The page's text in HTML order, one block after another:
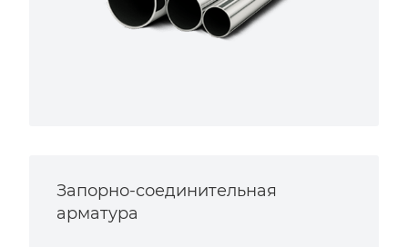
Запорно-соединительная
арматура